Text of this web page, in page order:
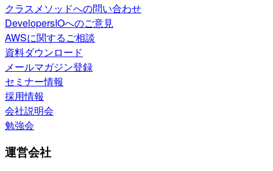
クラスメソッドへの問い合わせ
DevelopersIOへのご意見
AWSに関するご相談
資料ダウンロード
メールマガジン登録
セミナー情報
採用情報
会社説明会
勉強会
運営会社